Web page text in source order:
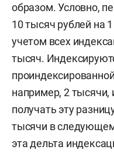
образом. Условно,
10 тысяч рублей на
учетом всех
тысяч.
например, 2 тысячи,
получать эту
тысячи в
эта дельта